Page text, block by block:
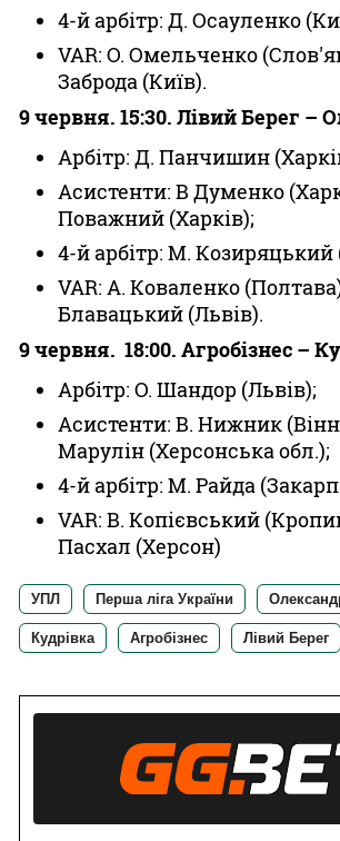
4-й арбітр: Д. Осауленко
VAR: О. Омельченко
Заброда (Київ).
9 червня. 15:30. Лівий Берег –
Арбітр: Д. Панчишин
Асистенти: В Думенко
Поважний (Харків);
4-й арбітр: М.
VAR: А. Коваленко
Блавацький (Львів).
9 червня. 18:00. Агробізнес –
Арбітр: О. Шандор (Львів);
Асистенти: В. Нижник
Марулін (Херсонська обл.);
4-й арбітр: М. Райда
VAR: В. Копієвський
Пасхал (Херсон)
УПЛ Перша ліга України
Кудрівка Агробізнес Лівий Берег